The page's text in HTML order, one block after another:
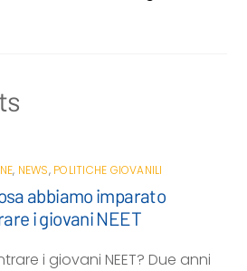
, NEWS, POLITICHE GIOVANILI
abbiamo imparato
i giovani NEET
i giovani NEET? Due anni